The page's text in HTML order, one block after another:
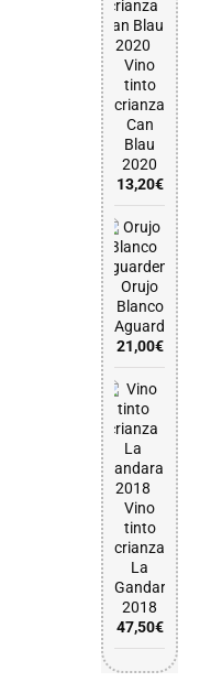
Vino
tinto
crianza
Can
Blau
2020
13,20€
Orujo
Blanco
21,00€
Vino
tinto
crianza
La
Gandara
2018
47,50€